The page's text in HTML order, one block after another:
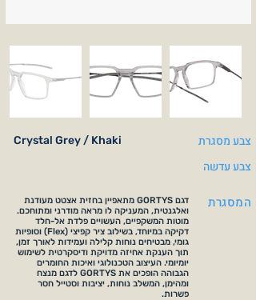
Crystal Grey / Khaki
צבע מסגרת
צבע עדשה
דגם GORTYS מתאפיין בחזית אצטט מעודנת
ואלגנטית, המעניקה לו מראה מודרני ומתוחכם.
מוטות המשקפיים, העשויים פלדת אל-חלד
דקיקה במיוחד, בשילוב ציר קפיצי (Flex) וסופיות
גומי, מבטיחים נוחות קלילה ועמידות לאורך זמן,
תוך הענקת אחיזה מדויקת ודיסקרטית לשימוש
יומיומי. העיצוב הטכנולוגי ואיכות החומרים
הגבוהה הופכים את GORTYS לדגם מנצח
ומהימן, המשלב נוחות, יציבות וסטייל חסר
פשרות.
המסגרת